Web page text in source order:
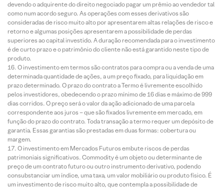
devendo o adquirente do direito negociado pagar um prêmio ao vendedor tal
como num acordo seguro. As operações com esses derivativos são
consideradas de risco muito alto por apresentarem altas relações de risco e
retorno e algumas posições apresentarem a possibilidade de perdas
superiores ao capital investido. A duração recomendada para o investimento
é de curto prazo e o patrimônio do cliente não está garantido neste tipo de
produto.
O investimento em termos são contratos para compra ou a venda de uma
determinada quantidade de ações, a um preço fixado, para liquidação em
prazo determinado. O prazo do contrato a Termo é livremente escolhido
pelos investidores, obedecendo o prazo mínimo de 16 dias e máximo de 999
dias corridos. O preço será o valor da ação adicionado de uma parcela
correspondente aos juros – que são fixados livremente em mercado, em
função do prazo do contrato. Toda transação a termo requer um depósito de
garantia. Essas garantias são prestadas em duas formas: cobertura ou
margem.
O investimento em Mercados Futuros embute riscos de perdas
patrimoniais significativos. Commodity é um objeto ou determinante de
preço de um contrato futuro ou outro instrumento derivativo, podendo
consubstanciar um índice, uma taxa, um valor mobiliário ou produto físico. É
um investimento de risco muito alto, que contempla a possibilidade de